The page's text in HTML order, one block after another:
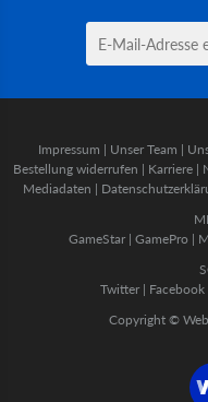
Impressum | Unser Team |
Bestellung widerrufen | Karriere |
Mediadaten |
GameStar| GamePro |
Twitter | Facebook
Copyright ©